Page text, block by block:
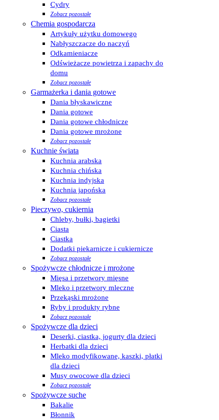
Cydry
Zobacz pozostałe
Chemia gospodarcza
Artykuły użytku domowego
Nabłyszczacze do naczyń
Odkamieniacze
Odświeżacze powietrza i zapachy do
domu
Zobacz pozostałe
Garmażerka i dania gotowe
Dania błyskawiczne
Dania gotowe
Dania gotowe chłodnicze
Dania gotowe mrożone
Zobacz pozostałe
Kuchnie świata
Kuchnia arabska
Kuchnia chińska
Kuchnia indyjska
Kuchnia japońska
Zobacz pozostałe
Pieczywo, cukiernia
Chleby, bułki, bagietki
Ciasta
Ciastka
Dodatki piekarnicze i cukiernicze
Zobacz pozostałe
Spożywcze chłodnicze i mrożone
Mięsa i przetwory mięsne
Mleko i przetwory mleczne
Przekąski mrożone
Ryby i produkty rybne
Zobacz pozostałe
Spożywcze dla dzieci
Deserki, ciastka, jogurty dla dzieci
Herbatki dla dzieci
Mleko modyfikowane, kaszki, płatki
dla dzieci
Musy owocowe dla dzieci
Zobacz pozostałe
Spożywcze suche
Bakalie
Błonnik